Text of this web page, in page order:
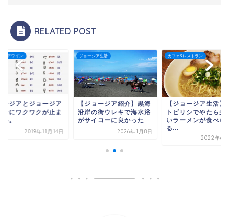
RELATED POST
ジア生活
ョージア紹介】黒海
の街ウレキで海水浴
イコーに良かった
2026年1月8日
カフェ&レストラン
【ジョージア生活】最近
トビリシでやたら美味し
いラーメンが食べられ
ジョージアワイン
ジョージアとジョー
ワインにワクワクが
らない。